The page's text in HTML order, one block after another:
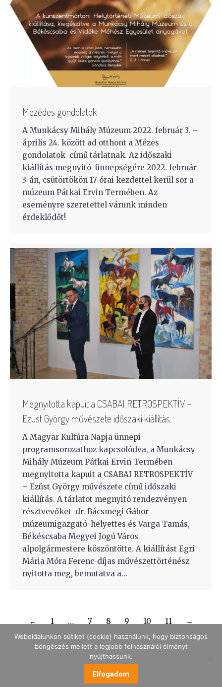
Mézédes gondolatok
A Munkácsy Mihály Múzeum 2022. február 3. –
április 24. között ad otthont a Mézes
gondolatok című tárlatnak. Az időszaki
kiállítás megnyitó ünnepségére 2022. február
3-án, csütörtökön 17 órai kezdettel kerül sor a
múzeum Pátkai Ervin Termében. Az
eseményre szeretettel várunk minden
érdeklődőt!
Megnyitotta kapuit a CSABAI RETROSPEKTÍV –
Ezüst György művészete időszaki kiállítás
A Magyar Kultúra Napja ünnepi
programsorozathoz kapcsolódva, a Munkácsy
Mihály Múzeum Pátkai Ervin Termében
megnyitotta kapuit a CSABAI RETROSPEKTÍV
– Ezüst György művészete című időszaki
kiállítás. A tárlatot megnyitó rendezvényen
résztvevőket dr. Bácsmegi Gábor
múzeumigazgató-helyettes és Varga Tamás,
Békéscsaba Megyei Jogú Város
alpolgármestere köszöntötte. A kiállítást Egri
Mária Móra Ferenc-díjas művészettörténész
nyitotta meg, bemutatva a…
← 1 … 7 8 9 10 11 →
MENÜ
Weboldalunkon sütiket (cookie) használunk, hogy biztonságos
böngészés mellett a legjobb felhasználói élményt
nyújthassunk.
Elfogadom